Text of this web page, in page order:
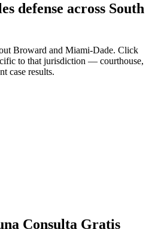
defense across South
Broward and Miami-Dade. Click
to that jurisdiction — courthouse,
case results.
Consulta Gratis